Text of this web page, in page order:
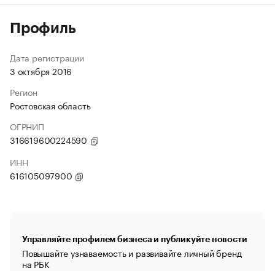
Профиль
Дата регистрации
3 октября 2016
Регион
Ростовская область
ОГРНИП
316619600224590
ИНН
616105097900
Управляйте профилем бизнеса и публикуйте новости
Повышайте узнаваемость и развивайте личный бренд
на РБК